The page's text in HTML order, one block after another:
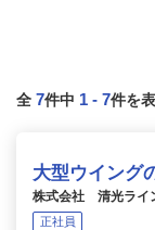
全 7件中 1 - 7件を
大型ウイング
株式会社 清光ライ
正社員